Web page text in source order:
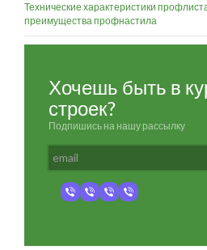
Технические характеристики
преимущества профнастила
Хочешь быть в
строек?
Подпишись на нашу рассылку